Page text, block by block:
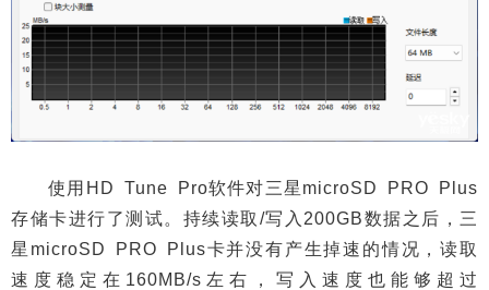
使用HD Tune Pro软件对三星microSD PRO Plus
存储卡进行了测试。持续读取/写入200GB数据之后，三
星microSD PRO Plus卡并没有产生掉速的情况，读取
速度稳定在160MB/s左右，写入速度也能够超过